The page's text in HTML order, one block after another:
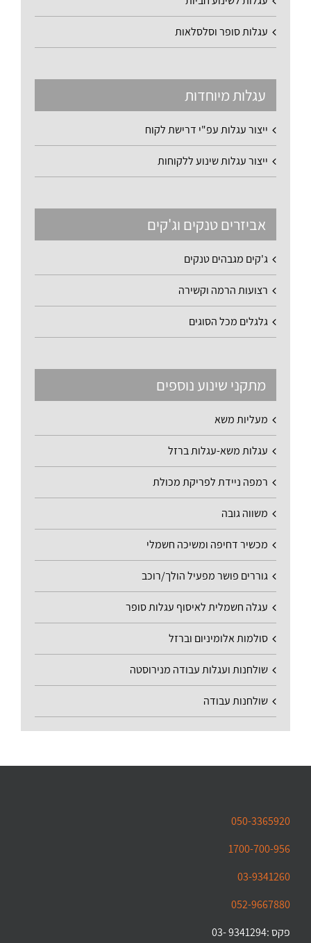
עגלות סופר וסלסלאות
עגלות מיוחדות
ייצור עגלות עפ"י דרישת לקוח
ייצור עגלות שינוע ללקוחות
אביזרים טנקים וג'קים
ג'קים מגבהים טנקים
רצועות הרמה וקשירה
גלגלים מכל הסוגים
מתקני שינוע נוספים
מעליות משא
עגלות משא-עגלות ברזל
רמפה ניידת לפריקת מכולת
משווה גובה
מכשיר דחיפה ומשיכה חשמלי
גוררים פושר מפעיל הולך/רוכב
עגלה חשמלית לאיסוף עגלות סופר
סולמות אלומיניום וברזל
שולחנות ועגלות עבודה מנירוסטה
שולחנות עבודה
050-3365920
1700-700-956
03-9341260
052-9667880
פקס :9341294 -03